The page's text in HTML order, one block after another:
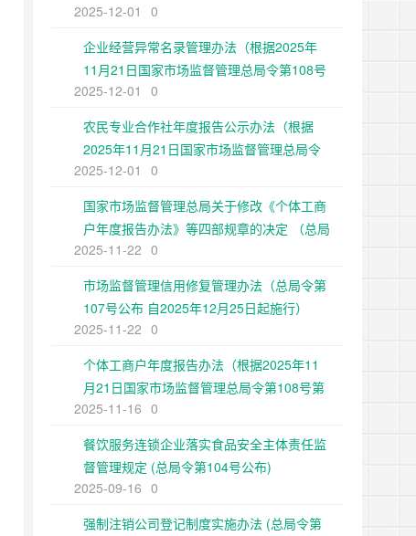
第108号第二次修正）
2025-12-01
0
企业经营异常名录管理办法（根据2025年
11月21日国家市场监督管理总局令第108号
第二次修正）
2025-12-01
0
农民专业合作社年度报告公示办法（根据
2025年11月21日国家市场监督管理总局令
第108号第二次修正）
2025-12-01
0
国家市场监督管理总局关于修改《个体工商
户年度报告办法》等四部规章的决定 （总局
令第108号公布 自2025年12月25日起施
2025-11-22 0
市场监督管理信用修复管理办法（总局令第
107号公布 自2025年12月25日起施行）
2025-11-22 0
个体工商户年度报告办法（根据2025年11
月21日国家市场监督管理总局令第108号第
二次修正）
2025-11-16 0
餐饮服务连锁企业落实食品安全主体责任监
督管理规定 (总局令第104号公布)
2025-09-16 0
强制注销公司登记制度实施办法 (总局令第